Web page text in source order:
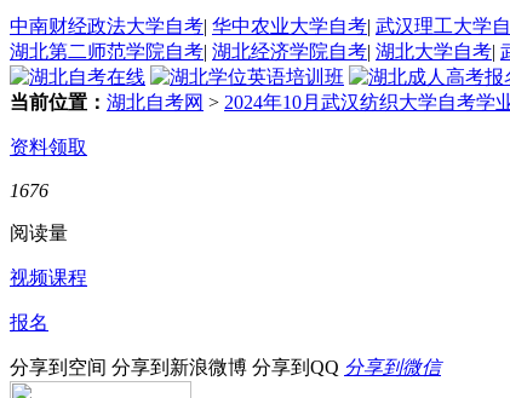
中南财经政法大学自考| 华中农业大学自考| 武汉理工大学
湖北第二师范学院自考| 湖北经济学院自考| 湖北大学自考|
当前位置： 湖北自考网 > 2024年10月武汉纺织大学自考学
资料领取
1676
阅读量
视频课程
报名
分享到空间 分享到新浪微博 分享到QQ 分享到微信